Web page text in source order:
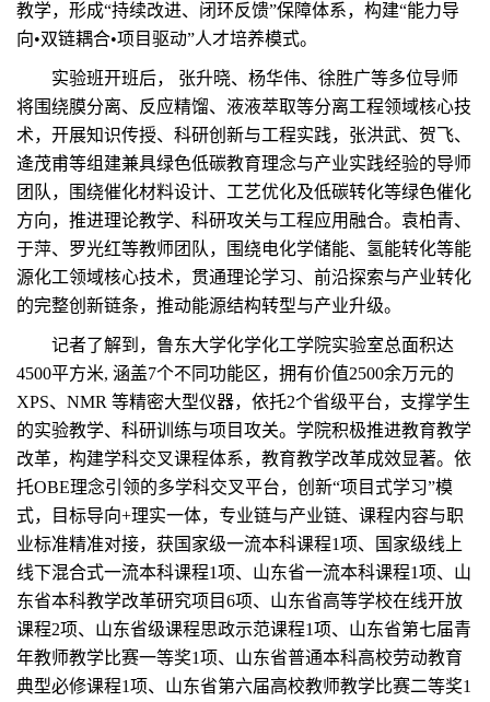
教学，形成“持续改进、闭环反馈”保障体系，构建“能力导
向•双链耦合•项目驱动”人才培养模式。
实验班开班后， 张升晓、杨华伟、徐胜广等多位导师
将围绕膜分离、反应精馏、液液萃取等分离工程领域核心技
术，开展知识传授、科研创新与工程实践，张洪武、贺飞、
逄茂甫等组建兼具绿色低碳教育理念与产业实践经验的导师
团队，围绕催化材料设计、工艺优化及低碳转化等绿色催化
方向，推进理论教学、科研攻关与工程应用融合。袁柏青、
于萍、罗光红等教师团队，围绕电化学储能、氢能转化等能
源化工领域核心技术，贯通理论学习、前沿探索与产业转化
的完整创新链条，推动能源结构转型与产业升级。
记者了解到，鲁东大学化学化工学院实验室总面积达
4500平方米, 涵盖7个不同功能区，拥有价值2500余万元的
XPS、NMR 等精密大型仪器，依托2个省级平台，支撑学生
的实验教学、科研训练与项目攻关。学院积极推进教育教学
改革，构建学科交叉课程体系，教育教学改革成效显著。依
托OBE理念引领的多学科交叉平台，创新“项目式学习”模
式，目标导向+理实一体，专业链与产业链、课程内容与职
业标准精准对接，获国家级一流本科课程1项、国家级线上
线下混合式一流本科课程1项、山东省一流本科课程1项、山
东省本科教学改革研究项目6项、山东省高等学校在线开放
课程2项、山东省级课程思政示范课程1项、山东省第七届青
年教师教学比赛一等奖1项、山东省普通本科高校劳动教育
典型必修课程1项、山东省第六届高校教师教学比赛二等奖1